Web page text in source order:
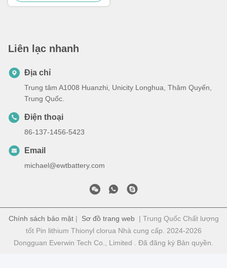
Liên lạc nhanh
Địa chỉ
Trung tâm A1008 Huanzhi, Unicity Longhua, Thâm Quyến,
Trung Quốc.
Điện thoại
86-137-1456-5423
Email
michael@ewtbattery.com
Chính sách bảo mật| Sơ đồ trang web| Trung Quốc Chất lượng
tốt Pin lithium Thionyl clorua Nhà cung cấp. 2024-2026
Dongguan Everwin Tech Co., Limited . Đã đăng ký Bản quyền.